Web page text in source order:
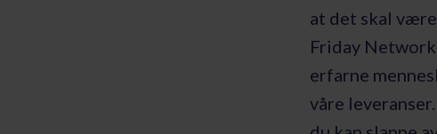
at det skal
Friday
erfarne
våre